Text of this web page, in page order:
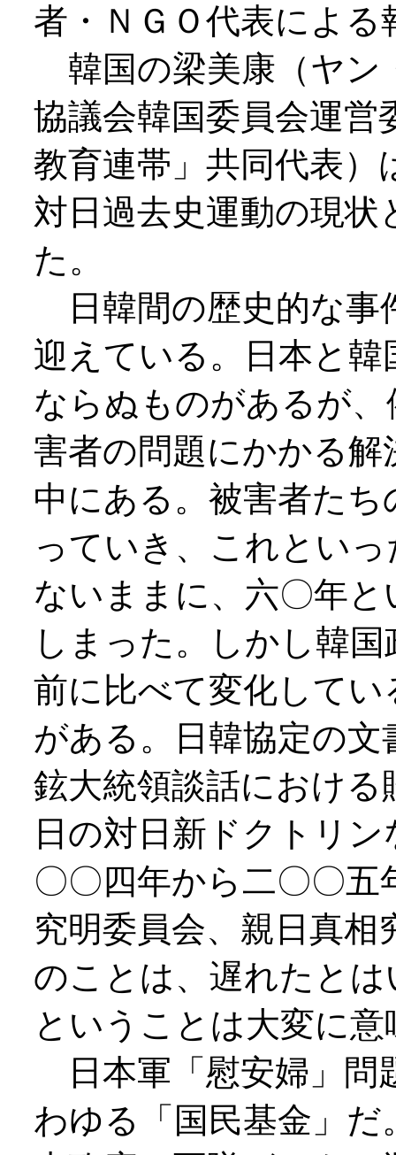
者・ＮＧＯ代表による
韓国の梁美康（ヤン
協議会韓国委員会運営
教育連帯」共同代表）
対日過去史運動の現
た。
日韓間の歴史的な事
迎えている。日本と
ならぬものがあるが
害者の問題にかかる
中にある。被害者た
っていき、これとい
ないままに、六〇年
しまった。しかし韓
前に比べて変化して
がある。日韓協定の
鉉大統領談話における
日の対日新ドクトリ
〇〇四年から二〇〇
究明委員会、親日真
のことは、遅れたと
ということは大変に
日本軍「慰安婦」問
わゆる「国民基金」